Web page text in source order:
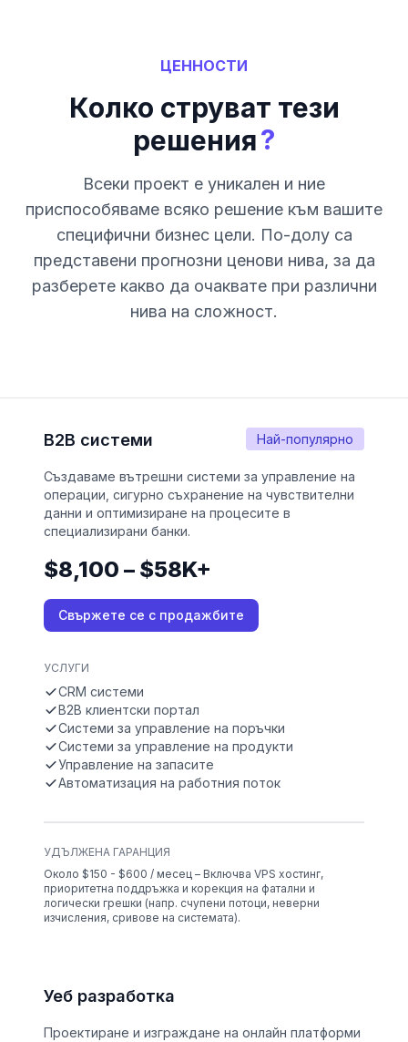
ЦЕННОСТИ
Колко струват тези
решения?
Всеки проект е уникален и ние
приспособяваме всяко решение към вашите
специфични бизнес цели. По-долу са
представени прогнозни ценови нива, за да
разберете какво да очаквате при различни
нива на сложност.
Най-популярно
B2B системи
Създаваме вътрешни системи за управление на
операции, сигурно съхранение на чувствителни
данни и оптимизиране на процесите в
специализирани банки.
$8,100 – $58K+
Свържете се с продажбите
УСЛУГИ
CRM системи
B2B клиентски портал
Системи за управление на поръчки
Системи за управление на продукти
Управление на запасите
Автоматизация на работния поток
УДЪЛЖЕНА ГАРАНЦИЯ
Около $150 - $600 / месец – Включва VPS хостинг,
приоритетна поддръжка и корекция на фатални и
логически грешки (напр. счупени потоци, неверни
изчисления, сривове на системата).
Уеб разработка
Проектиране и изграждане на онлайн платформи